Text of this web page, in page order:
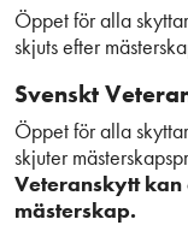
Öppet för alla
skjuts efter
Svenskt
Öppet för alla
skjuter
Veteranskytt
mästerskap.